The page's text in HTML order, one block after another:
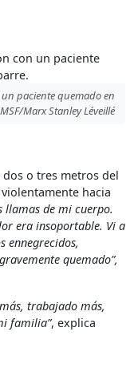
paciente quemado en
Marx Stanley Léveillé
dos o tres metros del
hacia
llamas de mi cuerpo.
era insoportable. Vi a
ennegrecidos,
quemado”,
trabajado más,
familia”, explica